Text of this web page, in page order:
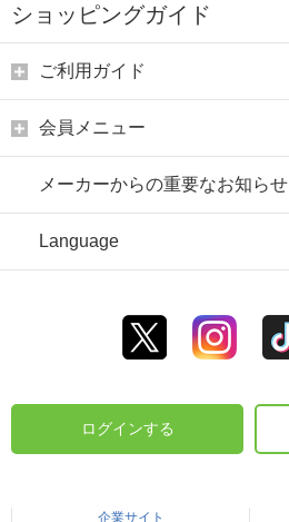
ショッピングガイド
ご利用ガイド
会員メニュー
メーカーからの重要なお知らせ
Language
ログインする
企業サイト